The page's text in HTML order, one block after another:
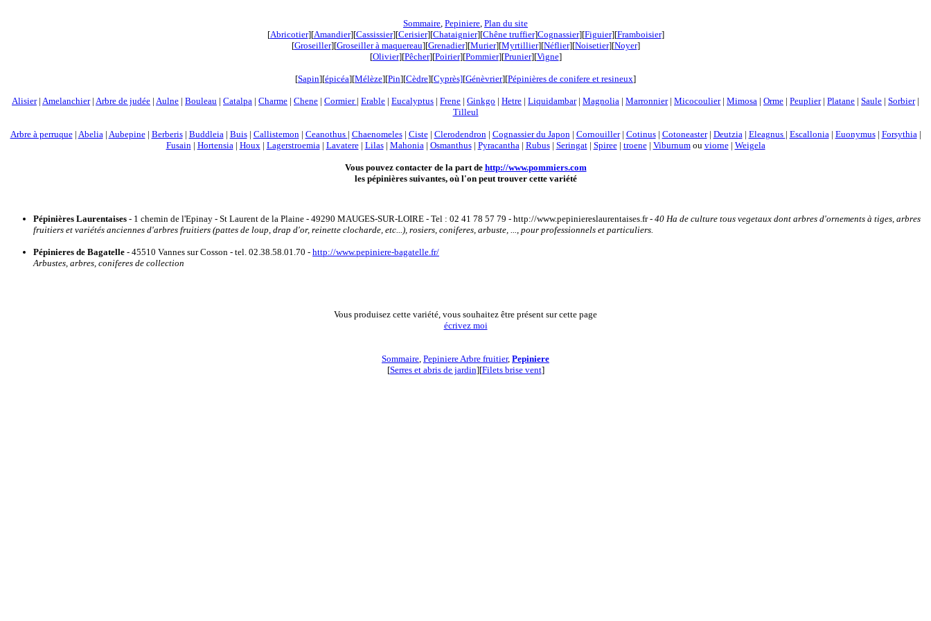
Sommaire, Pepiniere, Plan du site
[Abricotier][Amandier][Cassissier][Cerisier][Chataignier][Chêne truffier]Cognassier][Figuier][Framboisier]
[Groseiller][Groseiller à maquereau][Grenadier][Murier][Myrtillier][Néflier][Noisetier][Noyer]
[Olivier][Pêcher][Poirier][Pommier][Prunier][Vigne]
[Sapin][épicéa][Mélèze][Pin][Cèdre][Cyprès][Génèvrier][Pépinières de conifere et resineux]
Alisier| Amelanchier| Arbre de judée | Aulne | Bouleau | Catalpa | Charme | Chene | Cormier | Erable | Eucalyptus | Frene | Ginkgo | Hetre | Liquidambar| Magnolia | Marronnier| Micocoulier| Mimosa | Orme | Peuplier| Platane | Saule | Sorbier|
Tilleul
Arbre à perruque| Abelia| Aubepine| Berberis| Buddleia| Buis| Callistemon| Ceanothus | Chaenomeles| Ciste| Clerodendron| Cognassier du Japon| Cornouiller| Cotinus| Cotoneaster| Deutzia| Eleagnus | Escallonia| Euonymus| Forsythia|
Fusain| Hortensia| Houx| Lagerstroemia| Lavatere| Lilas| Mahonia| Osmanthus| Pyracantha| Rubus| Seringat| Spiree| troene| Viburnumou viorne| Weigela
Vous pouvez contacter de la part de http://www.pommiers.com
les pépinières suivantes, où l'on peut trouver cette variété
Pépinières Laurentaises - 1 chemin de l'Epinay - St Laurent de la Plaine - 49290 MAUGES-SUR-LOIRE - Tel : 02 41 78 57 79 - http://www.pepiniereslaurentaises.fr - 40 Ha de culture tous vegetaux dont arbres d'ornements à tiges, arbres
fruitiers et variétés anciennes d'arbres fruitiers (pattes de loup, drap d'or, reinette clocharde, etc...), rosiers, coniferes, arbuste, ..., pour professionnels et particuliers.
Pépinieres de Bagatelle - 45510 Vannes sur Cosson - tel. 02.38.58.01.70 - http://www.pepiniere-bagatelle.fr/
Arbustes, arbres, coniferes de collection
Vous produisez cette variété, vous souhaitez être présent sur cette page
écrivez moi
Sommaire, Pepiniere Arbre fruitier, Pepiniere
[Serres et abris de jardin][Filets brise vent]